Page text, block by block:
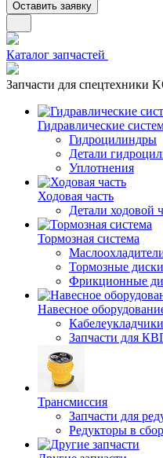
Оставить заявку
Каталог запчастей
Запчасти для
Гидравлические
Гидроцилиндры
Детали
Уплотнения
Ходовая часть
Детали ходовой
Тормозная система
Тормозные диски
Фрикционные
Навесное
Запчасти для
Трансмиссия
Запчасти для
Редукторы в